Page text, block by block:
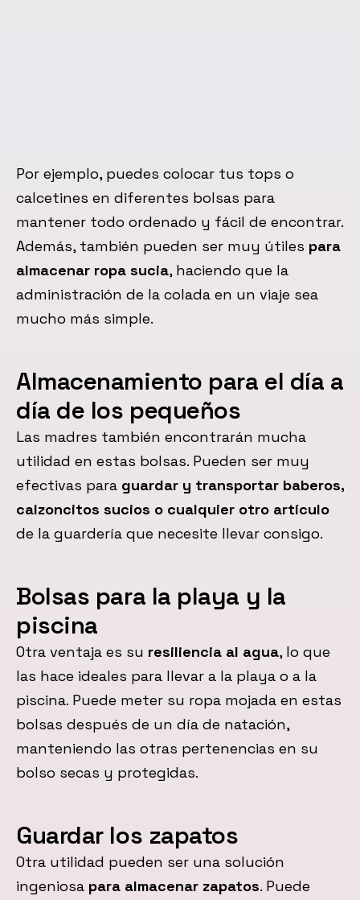
Por ejemplo, puedes colocar tus tops o
calcetines en diferentes bolsas para
mantener todo ordenado y fácil de encontrar.
Además, también pueden ser muy útiles para
almacenar ropa sucia, haciendo que la
administración de la colada en un viaje sea
mucho más simple.
Almacenamiento para el día a
día de los pequeños
Las madres también encontrarán mucha
utilidad en estas bolsas. Pueden ser muy
efectivas para guardar y transportar baberos,
calzoncitos sucios o cualquier otro artículo
de la guardería que necesite llevar consigo.
Bolsas para la playa y la
piscina
Otra ventaja es su resiliencia al agua, lo que
las hace ideales para llevar a la playa o a la
piscina. Puede meter su ropa mojada en estas
bolsas después de un día de natación,
manteniendo las otras pertenencias en su
bolso secas y protegidas.
Guardar los zapatos
Otra utilidad pueden ser una solución
ingeniosa para almacenar zapatos. Puede